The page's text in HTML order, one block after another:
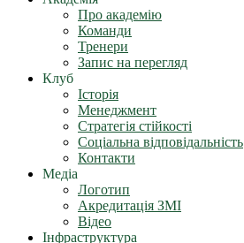
Про академію
Команди
Тренери
Запис на перегляд
Клуб
Історія
Менеджмент
Стратегія стійкості
Соціальна відповідальність
Контакти
Медіа
Логотип
Акредитація ЗМІ
Відео
Інфраструктура